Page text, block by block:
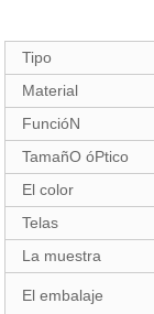
Tipo
Material
FuncióN
TamañO óPtico
El color
Telas
La muestra
El embalaje